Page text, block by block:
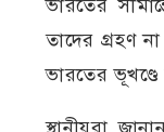
ভারতের
তাদের গ্রহণ
ভারতের
স্থানীয়রা